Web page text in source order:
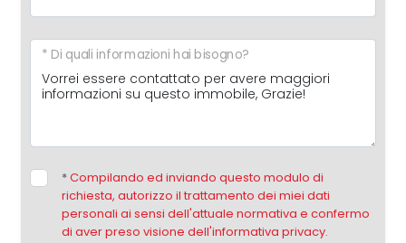
* Di quali informazioni hai bisogno?
*Compilando ed inviando questo modulo di
richiesta, autorizzo il trattamento dei miei dati
personali ai sensi dell'attuale normativa e confermo
di aver preso visione dell'informativa privacy.